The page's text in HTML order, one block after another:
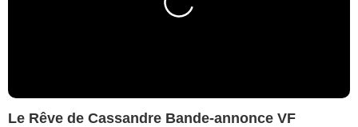
Le Rêve de Cassandre Bande-annonce VF